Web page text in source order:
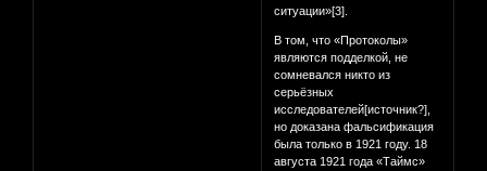
ситуации»[3].
В том, что «Протоколы»
являются подделкой, не
сомневался никто из
серьёзных
исследователей[источник?],
но доказана фальсификация
была только в 1921 году. 18
августа 1921 года «Таймс»